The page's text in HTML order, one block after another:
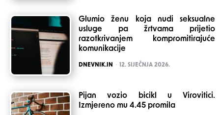
Glumio ženu koja nudi seksualne
usluge pa žrtvama prijetio
razotkrivanjem kompromitirajuće
komunikacije
POSTED
DNEVNIK.IN 12. SIJEČNJA 2026.
Pijan vozio bicikl u Virovitici.
Izmjereno mu 4.45 promila